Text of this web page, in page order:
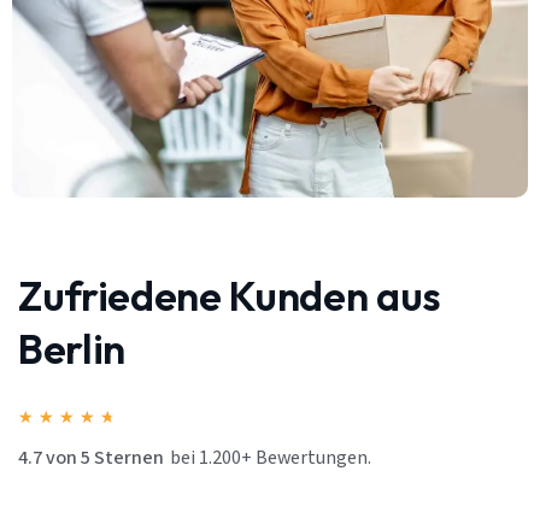
Zufriedene Kunden aus
Berlin
★ ★ ★ ★ ★
4.7 von 5 Sternen bei 1.200+ Bewertungen.